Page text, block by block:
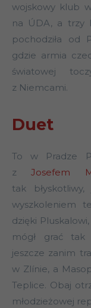
wojskowy klub
na ÚDA, a trzy
pochodziła od
gdzie armia
światowej
z Niemcami.
Duet
To w Pradze
zJosefem
tak
wyszkoleniem
dzięki
mógł grać tak
jeszcze zanim
w Zlínie, a
Teplice. Obaj
młodzieżowej